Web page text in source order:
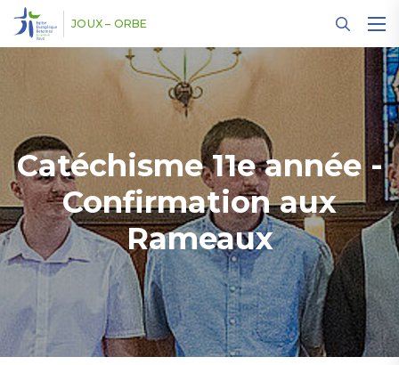
JOUX – ORBE
Catéchisme 11e année -
Confirmation aux
Rameaux
Panneau de gestion des cookies